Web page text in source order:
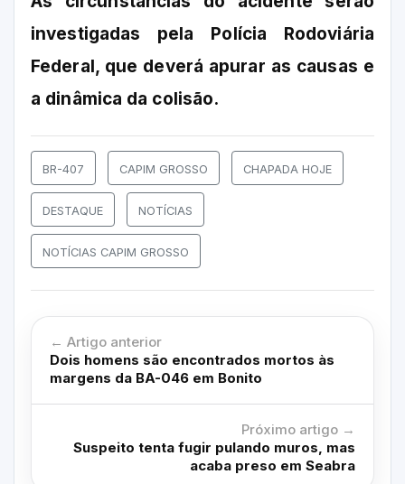
investigadas pela Polícia Rodoviária
Federal, que deverá apurar as causas e
a dinâmica da colisão.
BR-407 CAPIM GROSSO CHAPADA HOJE
DESTAQUE NOTÍCIAS
NOTÍCIAS CAPIM GROSSO
← Artigo anterior
Dois homens são encontrados mortos às
margens da BA-046 em Bonito
Próximo artigo →
Suspeito tenta fugir pulando muros, mas
acaba preso em Seabra